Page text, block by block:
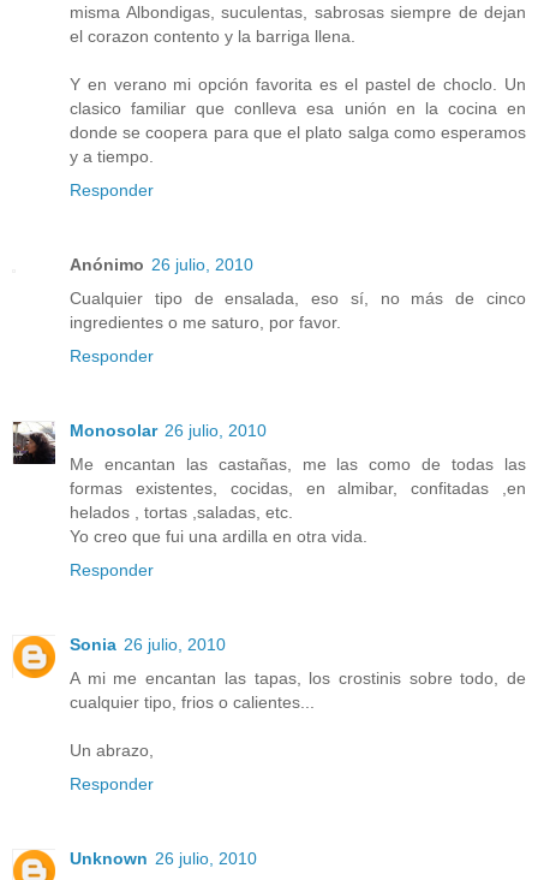
misma Albondigas, suculentas, sabrosas siempre de dejan
el corazon contento y la barriga llena.
Y en verano mi opción favorita es el pastel de choclo. Un
clasico familiar que conlleva esa unión en la cocina en
donde se coopera para que el plato salga como esperamos
y a tiempo.
Responder
Anónimo 26 julio, 2010
Cualquier tipo de ensalada, eso sí, no más de cinco
ingredientes o me saturo, por favor.
Responder
Monosolar 26 julio, 2010
Me encantan las castañas, me las como de todas las
formas existentes, cocidas, en almibar, confitadas ,en
helados , tortas ,saladas, etc.
Yo creo que fui una ardilla en otra vida.
Responder
Sonia 26 julio, 2010
A mi me encantan las tapas, los crostinis sobre todo, de
cualquier tipo, frios o calientes...
Un abrazo,
Responder
Unknown 26 julio, 2010